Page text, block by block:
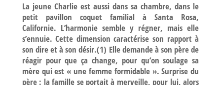
La jeune Charlie est aussi dans sa chambre, dans le
petit pavillon coquet familial à Santa Rosa,
Californie. L’harmonie semble y régner, mais elle
s’ennuie. Cette dimension caractérise son rapport à
son dire et à son désir.(1) Elle demande à son père de
réagir pour que ça change, pour qu’on soulage sa
mère qui est « une femme formidable ». Surprise du
père : la famille se portait à merveille, pour lui, alors